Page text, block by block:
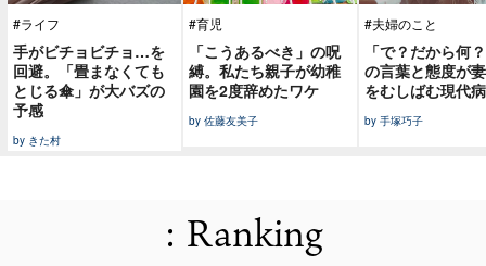
#ライフ
手がビチョビチョ…を
回避。「畳まなくても
とじる傘」が大バズの
予感
by きた村
#育児
「こうあるべき」の呪
縛。私たち親子が幼稚
園を2度辞めたワケ
by 佐藤友美子
#夫婦のこと
「で？だから何
の言葉と態度が
をむしばむ現代病
by 手塚巧子
: Ranking